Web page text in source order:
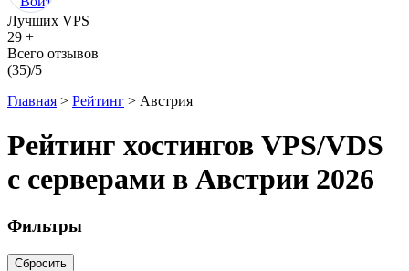
Лучших VPS
29 +
Всего отзывов
(35)/5
Главная > Рейтинг > Австрия
Рейтинг хостингов VPS/VDS
с серверами в Австрии 2026
Фильтры
Сбросить